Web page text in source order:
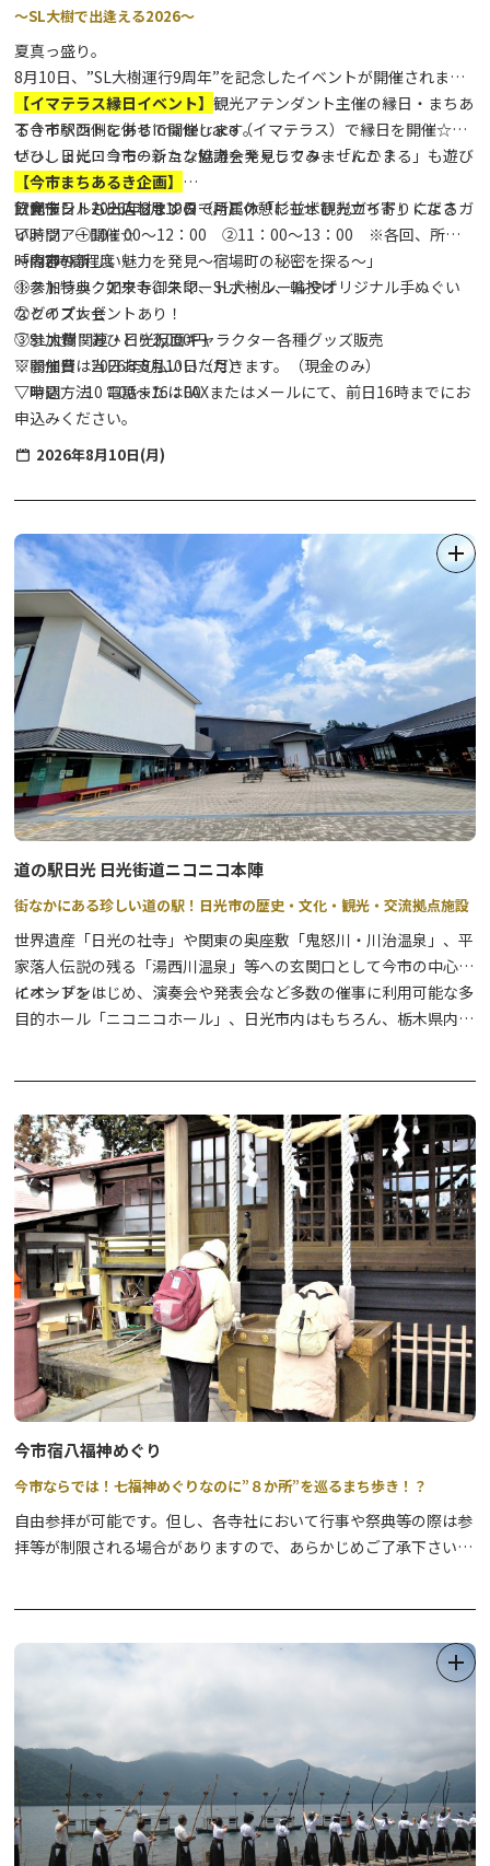
～SL大樹で出逢える2026～
夏真っ盛り。
8月10日、”SL大樹運行9周年”を記念したイベントが開催されま
す。その連動企画として、SL観光アテンダント主催の縁日・まちあ
るきイベントを併せて開催します。
ぜひ、日光・今市の新たな魅力を発見してみませんか？
【イマテラス縁日イベント】
下今市駅西側にあるima terrace（イマテラス）で縁日を開催☆彡
いっしょにロコモーション協議会キャラクター「にこまる」も遊び
に来るよ♪♪
飲食テントも出店しますので、ご休憩にもぜひお立ち寄りくださ
い。
～内容～
①ストラックアウト、スマートボール、輪投げ
②クイズ大会
③SL大樹関連・日光仮面キャラクター各種グッズ販売
▽開催日 2026年8月10日（月）
▽時間 10：00～16：00
【今市まちあるき企画】
日光市シルバー人材センター所属の「杉並木観光ガイド」によるガ
イドツアー開催☆
「今市の新しい魅力を発見～宿場町の秘密を探る～」
▽開催日 2026年8月10日（月）
▽時間 ①10：00～12：00 ②11：00～13：00 ※各回、所要
時間2時間程度
※参加特典：如来寺御朱印、SL大樹シールやオリジナル手ぬぐい
などのプレゼントあり！
▽参加費 おひとり2,000円
※参加費は当日お支払いいただきます。（現金のみ）
▽申込方法 電話またはFAXまたはメールにて、前日16時までにお
申込みください。
2026年8月10日(月)
道の駅日光 日光街道ニコニコ本陣
街なかにある珍しい道の駅！日光市の歴史・文化・観光・交流拠点施設
世界遺産「日光の社寺」や関東の奥座敷「鬼怒川・川治温泉」、平
家落人伝説の残る「湯西川温泉」等への玄関口として今市の中心部
にオープン！
イベントをはじめ、演奏会や発表会など多数の催事に利用可能な多
目的ホール「ニコニコホール」、日光市内はもちろん、栃木県内の
です。
観光案内はお任せ！道の駅日光観光情報館（日光市観光協会本部・
今市支部事務所）と、コンビニエンスストアもぜひお立ち寄りくだ
さい。
★2026年4月から、新施設として「交流館」が無料利用できます。
館内にはフリースペースの他、授乳室が利用いただけますので、こ
ちらもお気軽にお入りください。
今市宿八福神めぐり
今市ならでは！七福神めぐりなのに”８か所”を巡るまち歩き！？
自由参拝が可能です。但し、各寺社において行事や祭典等の際は参
拝等が制限される場合がありますので、あらかじめご了承下さい。
①道の駅日光 日光街道ニコニコ本陣 観光情報館（日光市観光協
・販売物
●色紙 1枚 800円
スタンプを全て集めたら、神棚や玄関などぜひ飾ってください。
●スタンプ帳 1冊 1,500円（特製オリジナル巾着付 ♪ ）
八福神めぐり専用スタンプ帳として新たに制作した、カワイイ和柄
のスタンプ帳となっています。冊子留めの帯色は2色（ベージュ・